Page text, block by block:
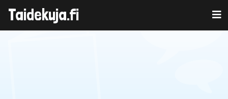
Skip
Taidekuja.fi